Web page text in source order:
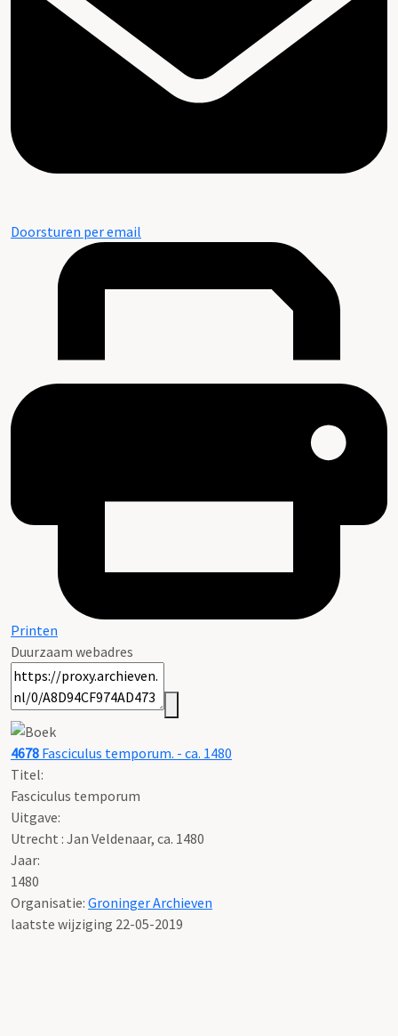
Doorsturen per email
Printen
Duurzaam webadres
4678 Fasciculus temporum. - ca. 1480
Titel:
Fasciculus temporum
Uitgave:
Utrecht : Jan Veldenaar, ca. 1480
Jaar:
1480
Organisatie: Groninger Archieven
laatste wijziging 22-05-2019